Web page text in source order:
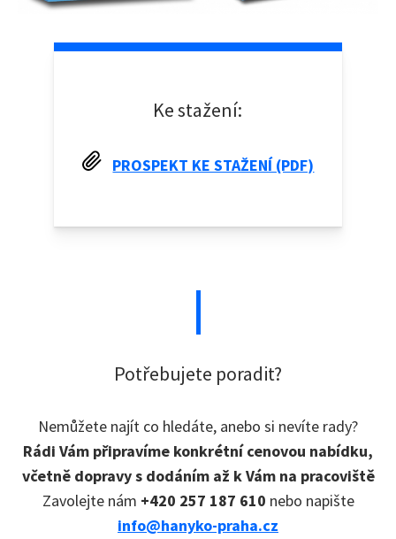
Ke stažení:
PROSPEKT KE STAŽENÍ (PDF)
Potřebujete poradit?
Nemůžete najít co hledáte, anebo si nevíte rady?
Rádi Vám připravíme konkrétní cenovou nabídku,
včetně dopravy s dodáním až k Vám na pracoviště
Zavolejte nám +420 257 187 610 nebo napište
info@hanyko-praha.cz